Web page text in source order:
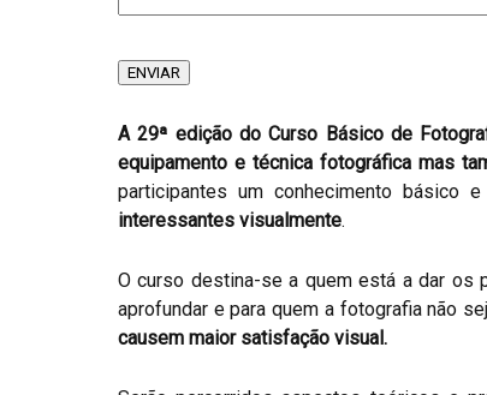
A 29ª edição do Curso Básico de
equipamento e técnica fotográfica mas
participantes um conhecimento básico
interessantes visualmente.
O curso destina-se a quem está a dar os
aprofundar e para quem a fotografia não
causem maior satisfação visual.